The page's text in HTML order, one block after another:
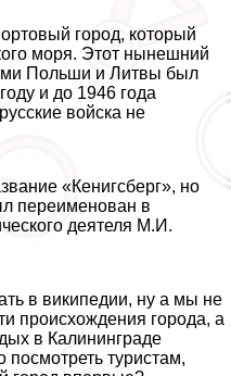
город, который
моря. Этот нынешний
Польши и Литвы был
и до 1946 года
войска не
«Кенигсберг», но
переименован в
деятеля М.И.
в википедии, ну а мы не
происхождения города, а
в Калининграде
посмотреть туристам,